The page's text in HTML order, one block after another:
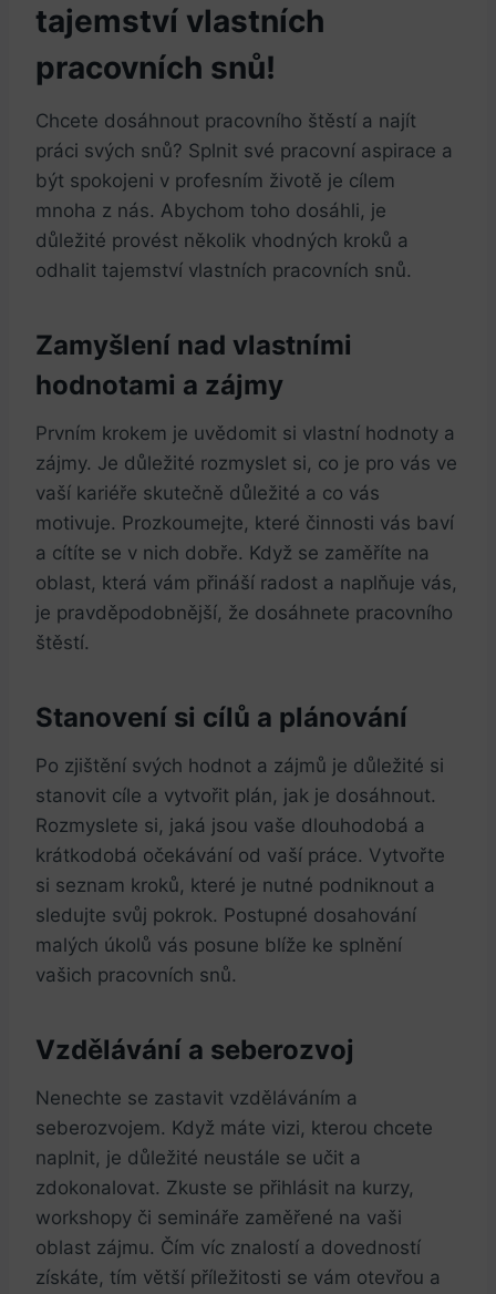
tajemství vlastních
pracovních snů!
Chcete dosáhnout pracovního štěstí a najít
práci svých snů? Splnit své pracovní aspirace a
být spokojeni v profesním ‍životě je cílem
mnoha z nás. Abychom toho dosáhli, je
důležité provést několik vhodných kroků a
⁢odhalit tajemství vlastních pracovních snů.
Zamyšlení ⁣nad vlastními
hodnotami ⁣a zájmy
Prvním krokem je uvědomit si vlastní hodnoty a
zájmy. Je důležité rozmyslet si, ⁤co je pro vás ve
vaší‍ kariéře skutečně důležité a co vás
motivuje. Prozkoumejte, které činnosti vás baví
a cítíte se v nich dobře. Když se zaměříte na
oblast, která vám přináší ‍radost a naplňuje vás,
je pravděpodobnější, že dosáhnete pracovního
štěstí.
Stanovení si cílů a plánování
Po zjištění ⁢svých hodnot a zájmů je důležité si
stanovit cíle a vytvořit ​plán, jak je dosáhnout.
Rozmyslete si,⁣ jaká jsou vaše dlouhodobá a
krátkodobá očekávání od vaší práce. Vytvořte
si seznam⁣ kroků, které je nutné podniknout a
sledujte svůj pokrok. Postupné dosahování
malých úkolů vás posune blíže ke splnění
vašich pracovních snů.
Vzdělávání a seberozvoj
Nenechte se zastavit vzděláváním ‌a
seberozvojem. Když máte vizi, ⁢kterou chcete
naplnit, je důležité neustále se učit a
zdokonalovat. Zkuste se přihlásit na kurzy,
workshopy či ⁤semináře zaměřené​ na ‌vaši
oblast zájmu. Čím víc znalostí a dovedností
získáte, tím​ větší příležitosti se vám otevřou a